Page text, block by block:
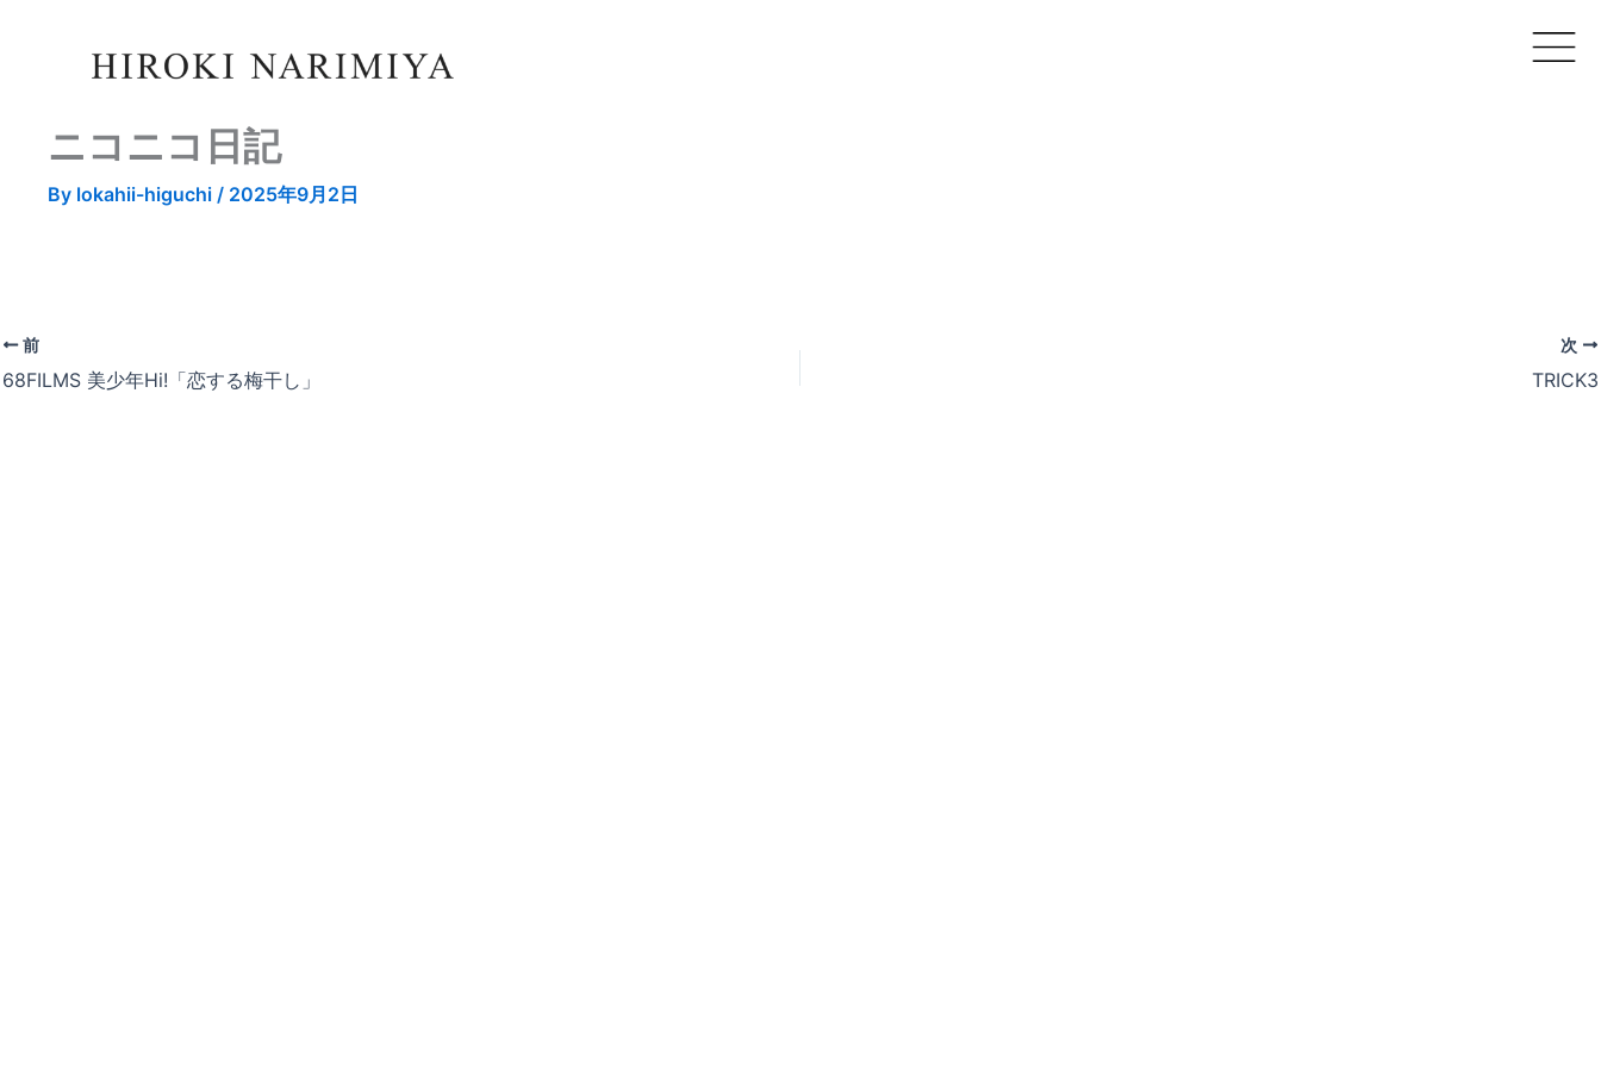
ニコニコ日記
By lokahii-higuchi / 2025年9月2日
前
68FILMS 美少年Hi!「恋する梅干し」
次
TRICK3